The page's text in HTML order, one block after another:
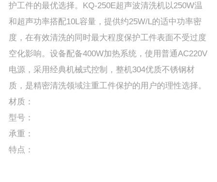
护工件的最优选择。KQ-250E超声波清洗机以250W温
和超声功率搭配10L容量，提供约25W/L的适中功率密
度，在有效清洗的同时最大程度保护工件表面不受过度
空化影响。设备配备400W加热系统，使用普通AC220V
电源，采用经典机械式控制，整机304优质不锈钢材
质，是精密清洗领域注重工件保护的用户的理性选择。
材质：
型号：
承重：
特点：